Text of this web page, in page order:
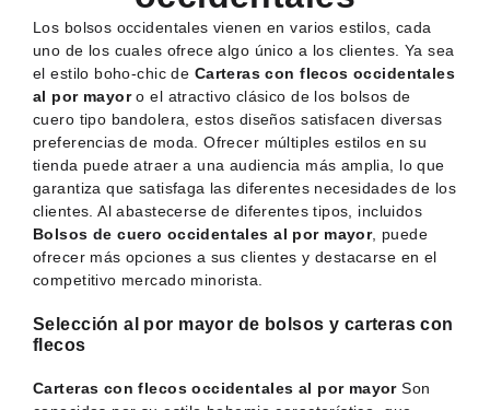
Los bolsos occidentales vienen en varios estilos, cada
uno de los cuales ofrece algo único a los clientes. Ya sea
el estilo boho-chic de Carteras con flecos occidentales
al por mayoro el atractivo clásico de los bolsos de
cuero tipo bandolera, estos diseños satisfacen diversas
preferencias de moda. Ofrecer múltiples estilos en su
tienda puede atraer a una audiencia más amplia, lo que
garantiza que satisfaga las diferentes necesidades de los
clientes. Al abastecerse de diferentes tipos, incluidos
Bolsos de cuero occidentales al por mayor, puede
ofrecer más opciones a sus clientes y destacarse en el
competitivo mercado minorista.
Selección al por mayor de bolsos y carteras con
flecos
Carteras con flecos occidentales al por mayorSon